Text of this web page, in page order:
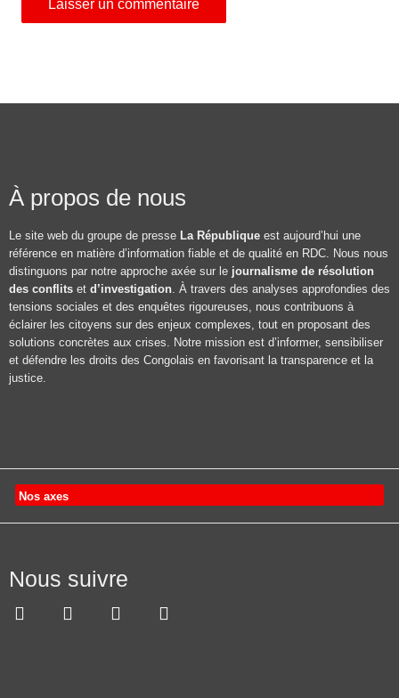
À propos de nous
Le site web du groupe de presse La République est aujourd’hui une
référence en matière d’information fiable et de qualité en RDC. Nous nous
distinguons par notre approche axée sur le journalisme de résolution
des conflits et d’investigation. À travers des analyses approfondies des
tensions sociales et des enquêtes rigoureuses, nous contribuons à
éclairer les citoyens sur des enjeux complexes, tout en proposant des
solutions concrètes aux crises. Notre mission est d’informer, sensibiliser
et défendre les droits des Congolais en favorisant la transparence et la
justice.
Nos axes
Nous suivre